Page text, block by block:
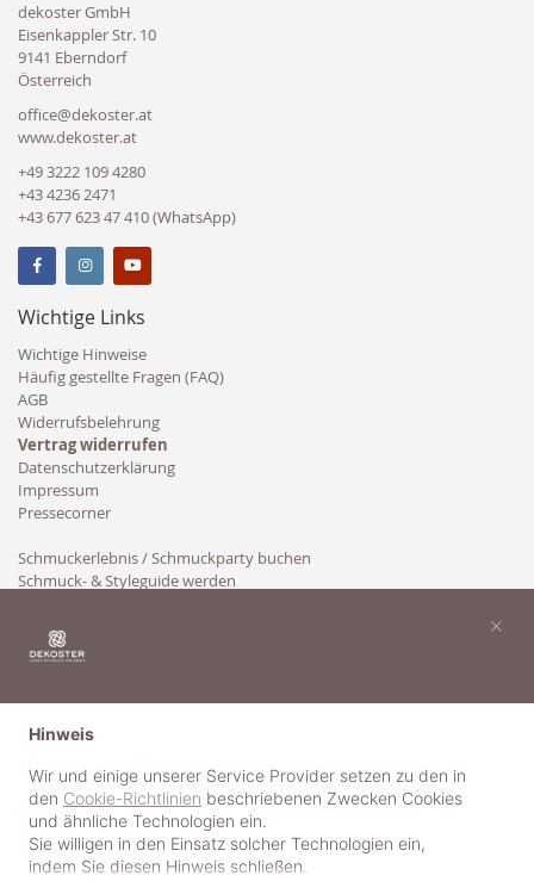
dekoster GmbH
Eisenkappler Str. 10
9141 Eberndorf
Österreich
office@dekoster.at
www.dekoster.at
+49 3222 109 4280
+43 4236 2471
+43 677 623 47 410 (WhatsApp)
Wichtige Links
Wichtige Hinweise
Häufig gestellte Fragen (FAQ)
AGB
Widerrufsbelehrung
Vertrag widerrufen
Datenschutzerklärung
Impressum
Pressecorner
Schmuckerlebnis / Schmuckparty buchen
Schmuck- & Styleguide werden
Hinweis
Wir und einige unserer Service Provider setzen zu den in
den Cookie-Richtlinien beschriebenen Zwecken Cookies
und ähnliche Technologien ein.
Sie willigen in den Einsatz solcher Technologien ein,
indem Sie diesen Hinweis schließen.
×